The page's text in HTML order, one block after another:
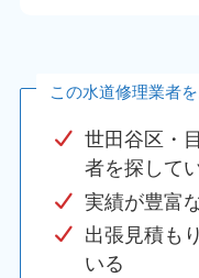
この水道修理業者
世田谷区・
者を探して
実績が豊富
出張見積も
いる